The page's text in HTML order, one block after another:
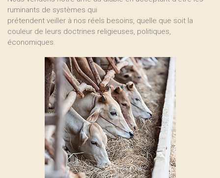
ruminants de systèmes qui
prétendent veiller à nos réels besoins, quelle que soit la
couleur de leurs doctrines religieuses, politiques,
économiques.